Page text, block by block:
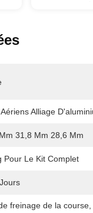
Alliage
31,8 Mm 28,6 Mm
Pour Le Kit Complet
freinage de la course